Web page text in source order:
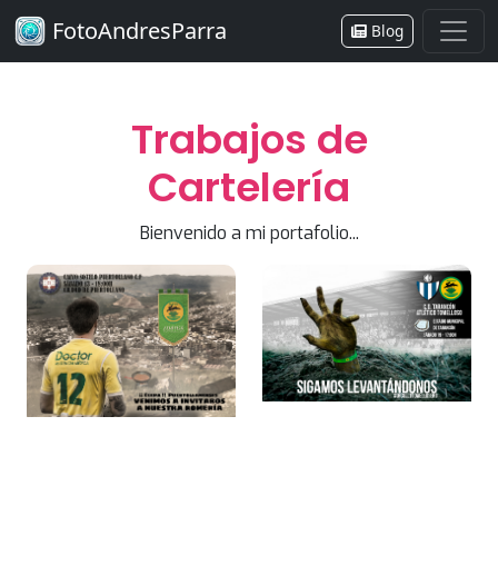
FotoAndresParra Blog
Trabajos de
Cartelería
Bienvenido a mi portafolio...